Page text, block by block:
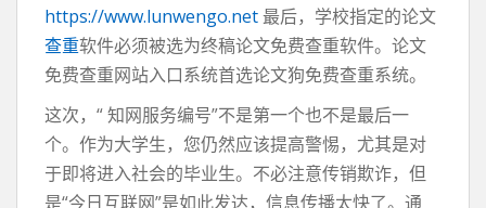
https://www.lunwengo.net最后，学校指定的论文
查重软件必须被选为终稿论文免费查重软件。论文
免费查重网站入口系统首选论文狗免费查重系统。
这次，“ 知网服务编号”不是第一个也不是最后一
个。作为大学生，您仍然应该提高警惕，尤其是对
于即将进入社会的毕业生。不必注意传销欺诈，但
是“今日互联网”是如此发达，信息传播太快了。通